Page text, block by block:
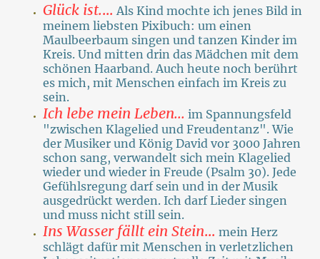
Glück ist....Als Kind mochte ich jenes Bild in
meinem liebsten Pixibuch: um einen
Maulbeerbaum singen und tanzen Kinder im
Kreis. Und mitten drin das Mädchen mit dem
schönen Haarband. Auch heute noch berührt
es mich, mit Menschen einfach im Kreis zu
sein.
Ich lebe mein Leben... im Spannungsfeld
"zwischen Klagelied und Freudentanz". Wie
der Musiker und König David vor 3000 Jahren
schon sang, verwandelt sich mein Klagelied
wieder und wieder in Freude (Psalm 30). Jede
Gefühlsregung darf sein und in der Musik
ausgedrückt werden. Ich darf Lieder singen
und muss nicht still sein.
Ins Wasser fällt ein Stein... mein Herz
schlägt dafür mit Menschen in verletzlichen